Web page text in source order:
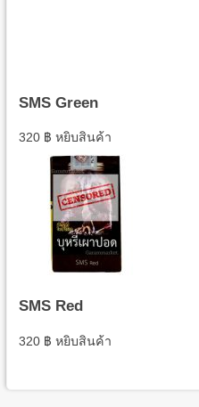
SMS Green
320 ฿ หยิบสินค้า
SMS Red
320 ฿ หยิบสินค้า